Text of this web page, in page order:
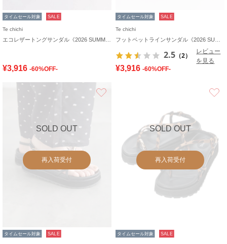
タイムセール対象 SALE
Te chichi
¥3,916 -60%OFF-
タイムセール対象 SALE
Te chichi
2.5 （2）
レビュー
を見る
¥3,916 -60%OFF-
SOLD OUT
再入荷受付
タイムセール対象 SALE
SOLD OUT
再入荷受付
タイムセール対象 SALE